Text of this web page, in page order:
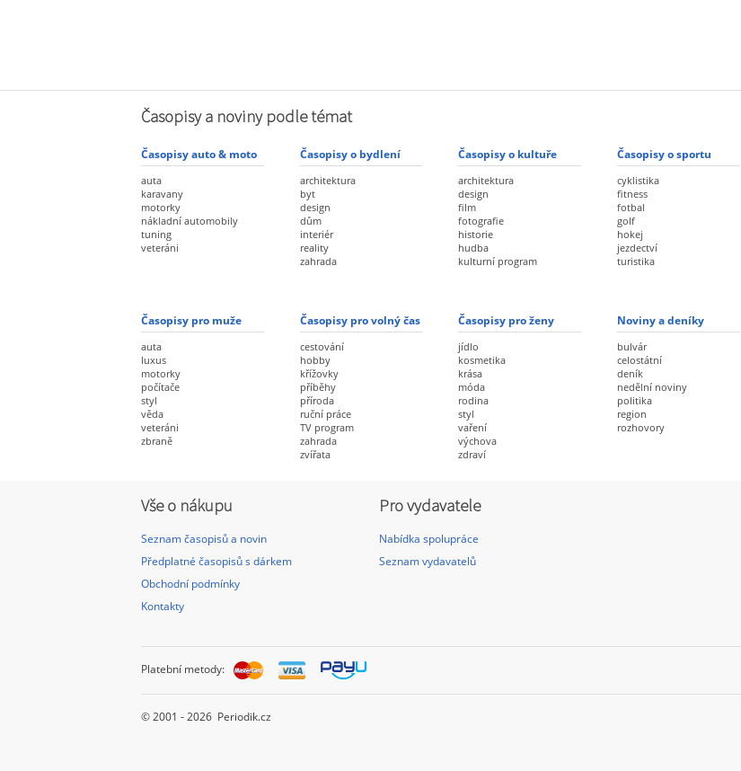
Časopisy a noviny podle témat
Časopisy auto & moto
auta
karavany
motorky
nákladní automobily
tuning
veteráni
Časopisy o bydlení
architektura
byt
design
dům
interiér
reality
zahrada
Časopisy o kultuře
architektura
design
film
fotografie
historie
hudba
kulturní program
Časopisy o sportu
cyklistika
fitness
fotbal
golf
hokej
jezdectví
turistika
Časopisy pro muže
auta
luxus
motorky
počítače
styl
věda
veteráni
zbraně
Časopisy pro volný čas
cestování
hobby
křížovky
příběhy
příroda
ruční práce
TV program
zahrada
zvířata
Časopisy pro ženy
jídlo
kosmetika
krása
móda
rodina
styl
vaření
výchova
zdraví
Noviny a deníky
bulvár
celostátní
deník
nedělní noviny
politika
region
rozhovory
Vše o nákupu
Seznam časopisů a novin
Předplatné časopisů s dárkem
Obchodní podmínky
Kontakty
Pro vydavatele
Nabídka spolupráce
Seznam vydavatelů
Platební metody:
© 2001 - 2026 Periodik.cz